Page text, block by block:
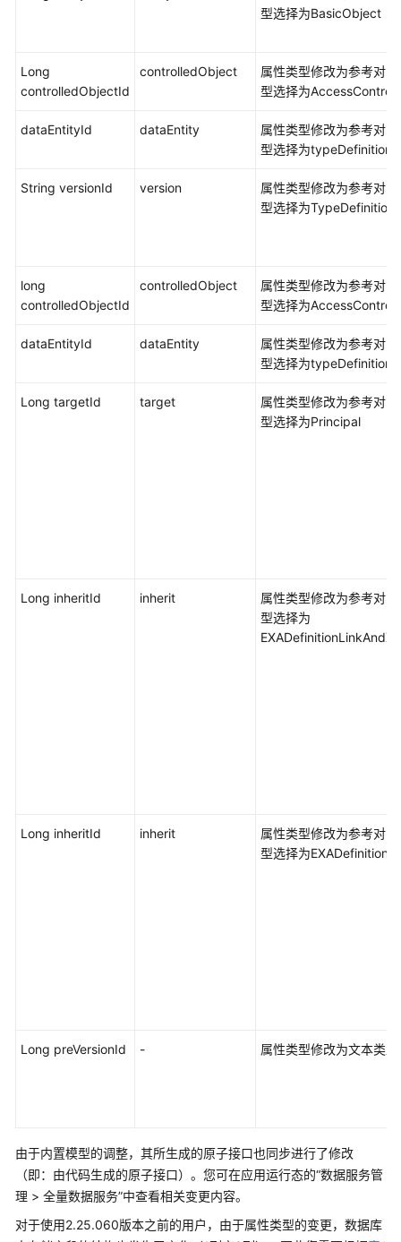
通
品
云
务
协
支
型选择为BasicObject
Long
controlledObjectId
controlledObject
属性类型修改为参考对
型选择为
dataEntityId dataEntity
属性类型修改为参考对
型选择为typeDefinition
String versionId version
属性类型修改为参考对
型选择为TypeDefinition
long
controlledObjectId
controlledObject
属性类型修改为参考对
型选择为
dataEntityId dataEntity
属性类型修改为参考对
型选择为typeDefinition
Long targetId target
属性类型修改为参考对
型选择为Principal
Long inheritId inherit
属性类型修改为参考对
型选择为
Long inheritId inherit
属性类型修改为参考对
型选择为
Long preVersionId - 属性类型修改为文本类型
由于内置模型的调整，其所生成的原子接口也同步进行了修改
（即：由代码生成的原子接口）。您可在应用运行态的“数据服务管
理 > 全量数据服务”中查看相关变更内容。
对于使用2.25.060版本之前的用户，由于属性类型的变更，数据库